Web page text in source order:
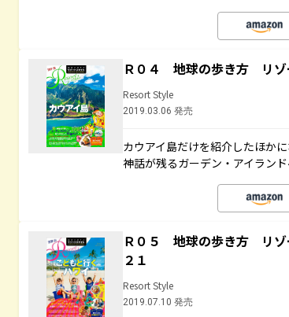
Ｒ０４ 地球の歩き方 リゾ
Resort Style
2019.03.06 発売
カウアイ島だけを紹介したほか
神話が残るガーデン・アイラン
Ｒ０５ 地球の歩き方 リゾ
２１
Resort Style
2019.07.10 発売